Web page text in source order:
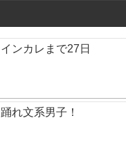
インカレまで27日
踊れ文系男子！